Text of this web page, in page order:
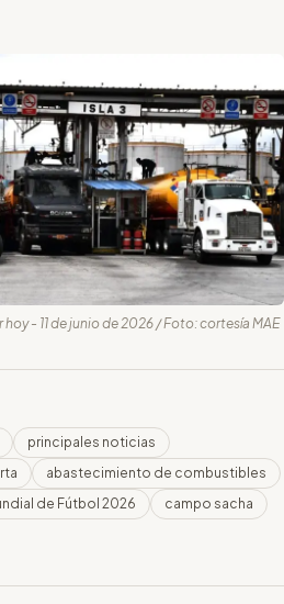
- 11 de junio de 2026 / Foto: cortesía MAE
principales noticias
abastecimiento de combustibles
de Fútbol 2026
campo sacha